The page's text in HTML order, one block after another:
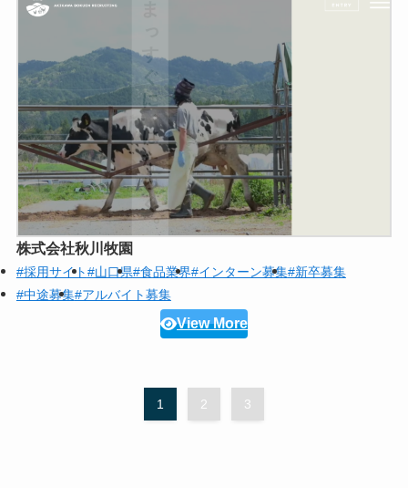
株式会社秋川牧園
#採用サイト#山口県#食品業界#インターン募集#新卒募集
#中途募集#アルバイト募集
View More
1 2 3